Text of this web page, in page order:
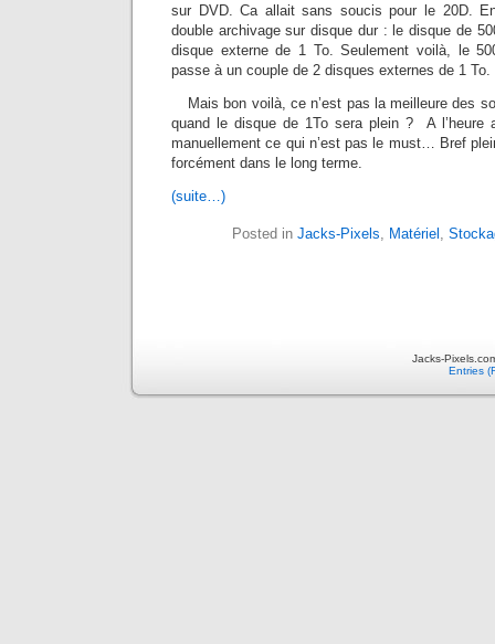
sur DVD. Ca allait sans soucis pour le 20D.
double archivage sur disque dur : le disque de
disque externe de 1 To. Seulement voilà, le
passe à un couple de 2 disques externes de 1 To.
Mais bon voilà, ce n’est pas la meilleure des
quand le disque de 1To sera plein ? A l’heure
manuellement ce qui n’est pas le must… Bref
forcément dans le long terme.
(suite…)
Posted in Jacks-Pixels, Matériel ,
Jacks-
Entries